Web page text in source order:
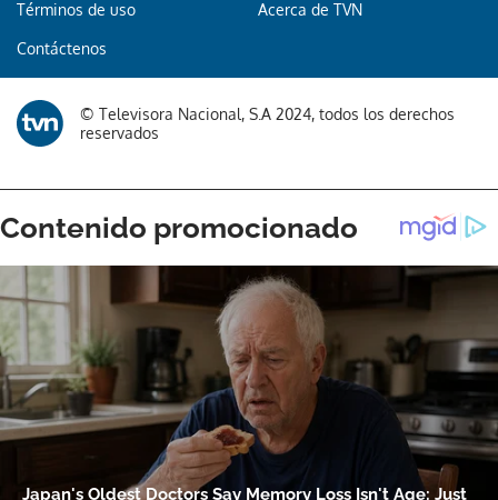
Términos de uso Acerca de TVN
Contáctenos
© Televisora Nacional, S.A 2024, todos los derechos
reservados